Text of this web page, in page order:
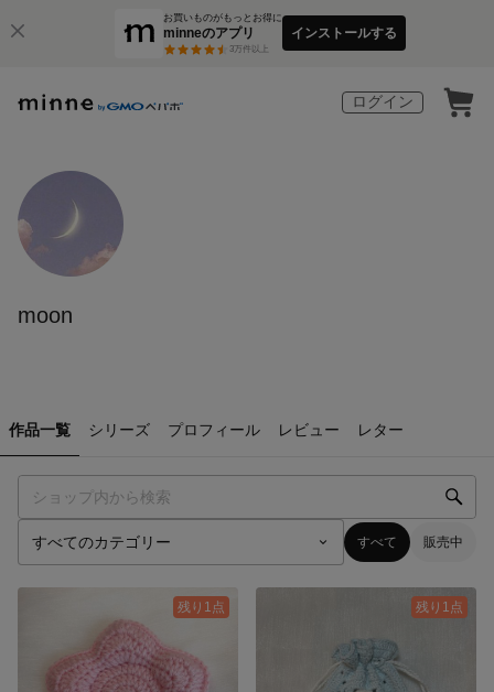
お買いものがもっとお得に
minneのアプリ
3万件以上
インストールする
ログイン
moon
作品一覧 シリーズ プロフィール レビュー レター
すべて 販売中
残り1点 残り1点